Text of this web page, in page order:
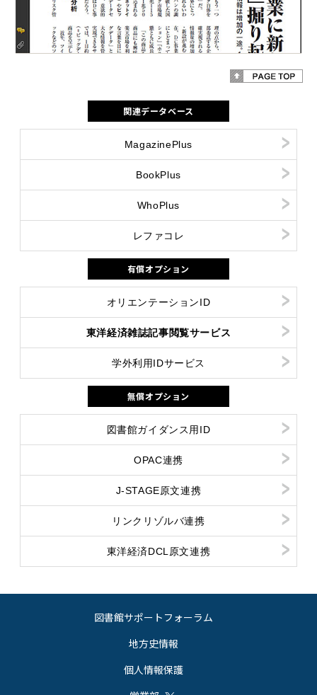
関連データベース
MagazinePlus
BookPlus
WhoPlus
レファコレ
有償オプション
オリエンテーションID
東洋経済雑誌記事閲覧サービス
学外利用IDサービス
無償オプション
図書館ガイダンス用ID
OPAC連携
J-STAGE原文連携
リンクリゾルバ連携
東洋経済DCL原文連携
図書館サポートフォーラム
地方史情報
個人情報保護